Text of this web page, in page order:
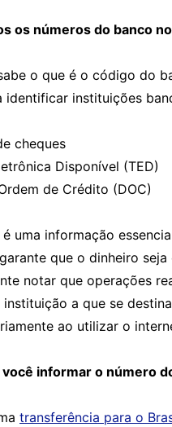
os números do banco
o que é o código do
identificar instituições
cheques
Disponível (TED)
de Crédito (DOC)
uma informação
que o dinheiro
notar que operações
a que se
ao utilizar o
informar o número
transferência para o